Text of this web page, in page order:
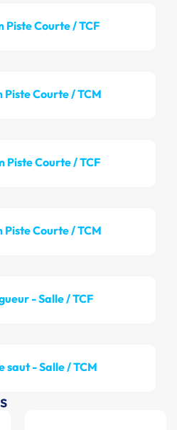
Piste Courte / TCF
Courte / TCM
Piste Courte / TCF
Courte / TCM
- Salle / TCF
saut - Salle / TCM